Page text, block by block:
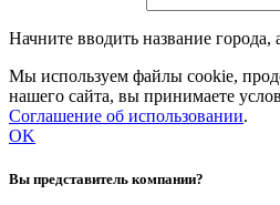
Начните вводить название
Мы используем файлы cookie,
нашего сайта, вы принимаете
Соглашение об использовании.
OK
Вы представитель компании?